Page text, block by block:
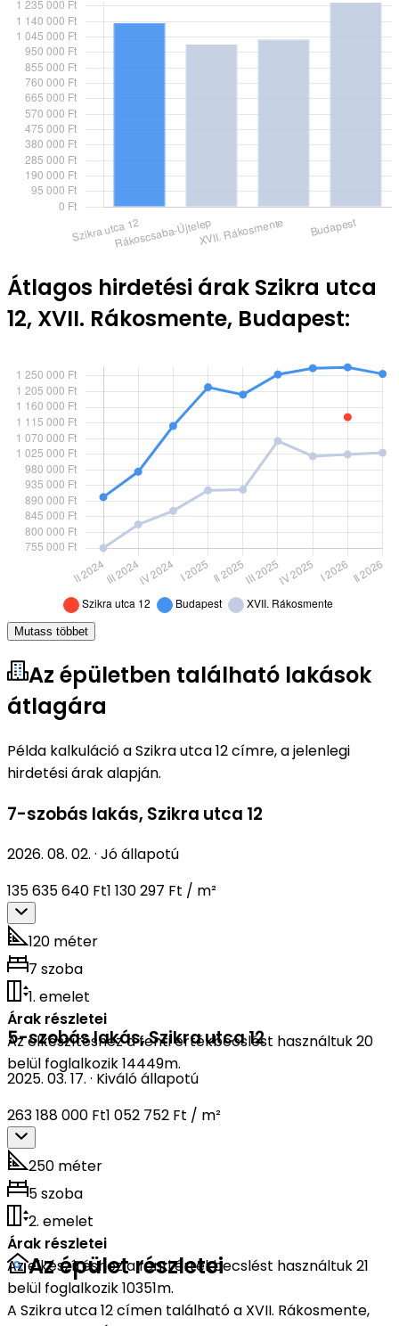
Átlagos hirdetési árak Szikra utca
12, XVII. Rákosmente, Budapest:
Mutass többet
Az épületben található lakások
átlagára
Példa kalkuláció a Szikra utca 12 címre, a jelenlegi
hirdetési árak alapján.
7-szobás lakás, Szikra utca 12
2026. 08. 02. · Jó állapotú
135 635 640 Ft1 130 297 Ft / m²
120 méter
7 szoba
1. emelet
Árak részletei
Az elkészítéshez a fenti értékbecslést használtuk 20
belül foglalkozik 14449m.
5-szobás lakás,Szikra utca 12
2025. 03. 17. · Kiváló állapotú
263 188 000 Ft1 052 752 Ft / m²
250 méter
5 szoba
2. emelet
Árak részletei
Az elkészítéshez a fenti értékbecslést használtuk 21
belül foglalkozik 10351m.
Az épület részletei
A Szikra utca 12 címen található a XVII. Rákosmente,